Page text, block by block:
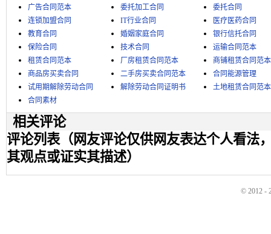
广告合同范本
委托加工合同
委托合同
连锁加盟合同
IT行业合同
医疗医药合同
教育合同
婚姻家庭合同
银行信托合同
保险合同
技术合同
运输合同范本
租赁合同范本
厂房租赁合同范本
商铺租赁合同范本
商品房买卖合同
二手房买卖合同范本
合同能源管理
试用期解除劳动合同
解除劳动合同证明书
土地租赁合同范本
合同素材
相关评论
评论列表（网友评论仅供网友表达个人看法
其观点或证实其描述）
© 2012 -